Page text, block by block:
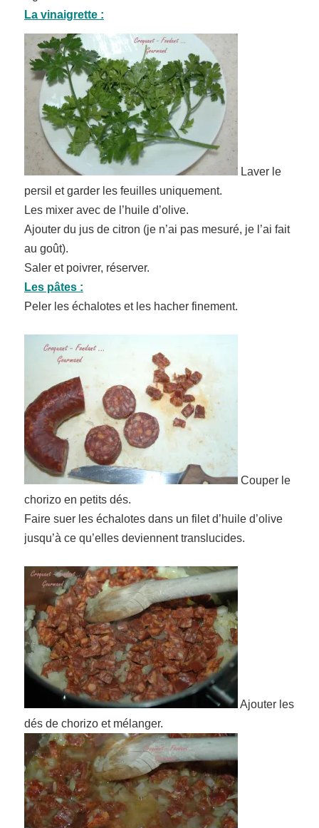
La vinaigrette :
Laver le
persil et garder les feuilles uniquement.
Les mixer avec de l’huile d’olive.
Ajouter du jus de citron (je n’ai pas mesuré, je l’ai fait
au goût).
Saler et poivrer, réserver.
Les pâtes :
Peler les échalotes et les hacher finement.
Couper le
chorizo en petits dés.
Faire suer les échalotes dans un filet d’huile d’olive
jusqu’à ce qu’elles deviennent translucides.
Ajouter les
dés de chorizo et mélanger.